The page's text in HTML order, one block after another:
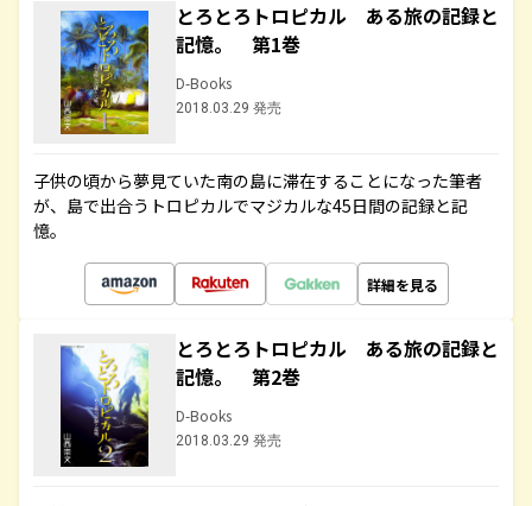
とろとろトロピカル ある旅の記録と
記憶。 第1巻
D-Books
2018.03.29 発売
子供の頃から夢見ていた南の島に滞在することになった筆者
が、島で出合うトロピカルでマジカルな45日間の記録と記
憶。
詳細を見る
とろとろトロピカル ある旅の記録と
記憶。 第2巻
D-Books
2018.03.29 発売